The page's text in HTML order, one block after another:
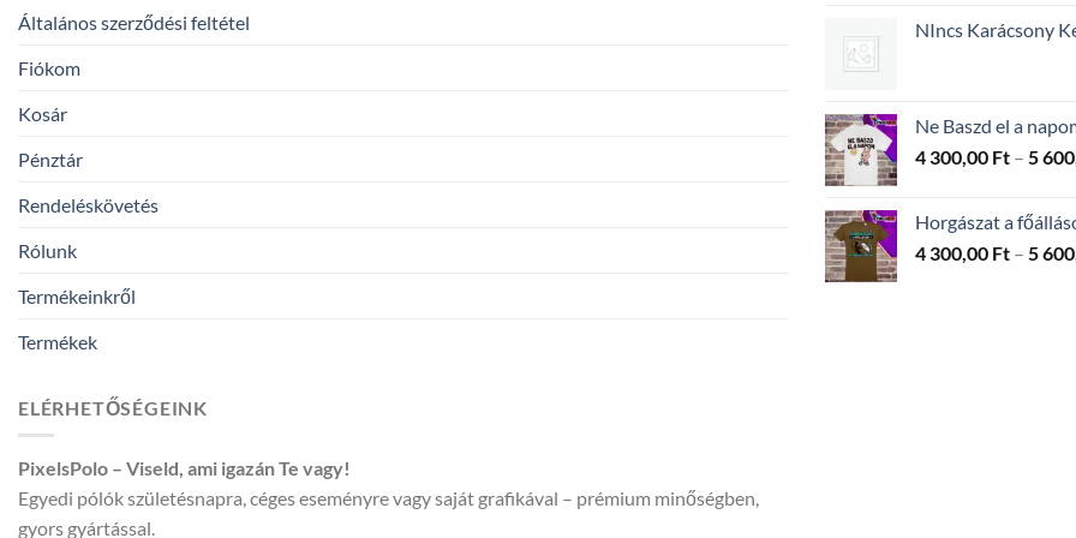
Általános szerződési feltétel
Fiókom
Kosár
Pénztár
Rendeléskövetés
Rólunk
Termékeinkről
Termékek
NIncs Karácsony
Ne Baszd el a
4 300,00 Ft – 5
Horgászat a
4 300,00 Ft – 5
ELÉRHETŐSÉGEINK
PixelsPolo – Viseld, ami igazán Te vagy!
Egyedi pólók születésnapra, céges eseményre vagy saját grafikával – prémium minőségben,
gyors gyártással.